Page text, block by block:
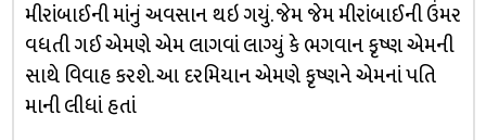
મીરાંબાઈની માંનું અવસાન થઇ ગયું. જેમ જેમ મીરાંબાઈની ઉંમર
વધતી ગઈ એમણે એમ લાગવાં લાગ્યું કે ભગવાન કૃષ્ણ એમની
સાથે વિવાહ કરશે. આ દરમિયાન એમણે કૃષ્ણને એમનાં પતિ
માની લીધાં હતાં